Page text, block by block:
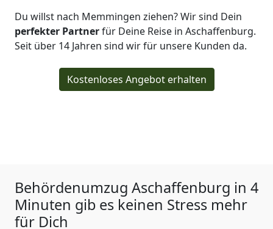
Du willst nach Memmingen ziehen? Wir sind Dein
perfekter Partnerfür Deine Reise in Aschaffenburg.
Seit über 14 Jahren sind wir für unsere Kunden da.
Kostenloses Angebot erhalten
Behördenumzug Aschaffenburg in 4
Minuten gib es keinen Stress mehr
für Dich